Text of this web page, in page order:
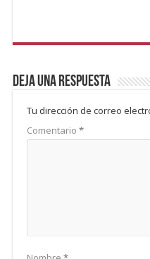
Deja una respuesta
Tu dirección de correo
Comentario *